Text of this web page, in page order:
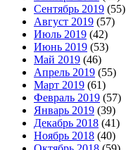
Сентябрь 2019 (55)
Август 2019 (57)
Июль 2019 (42)
Июнь 2019 (53)
Май 2019 (46)
Апрель 2019 (55)
Март 2019 (61)
Февраль 2019 (57)
Январь 2019 (39)
Декабрь 2018 (41)
Ноябрь 2018 (40)